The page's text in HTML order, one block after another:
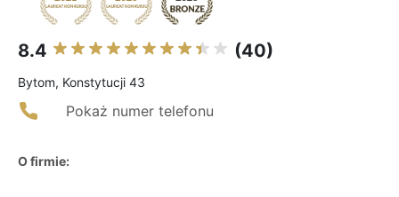
8.4 (40)
Bytom, Konstytucji 43
Pokaż numer telefonu
O firmie: